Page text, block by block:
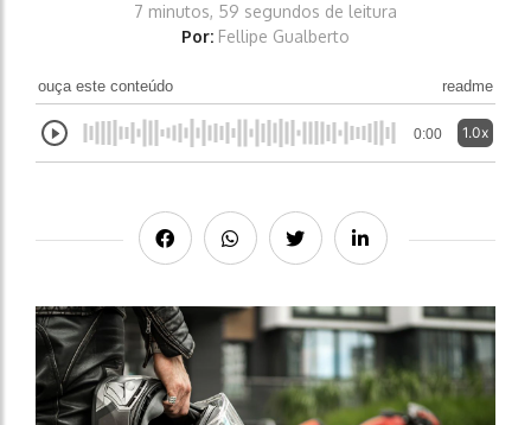
7 minutos, 59 segundos de leitura
Por: Fellipe Gualberto
ouça este conteúdo readme
0:00 1.0x